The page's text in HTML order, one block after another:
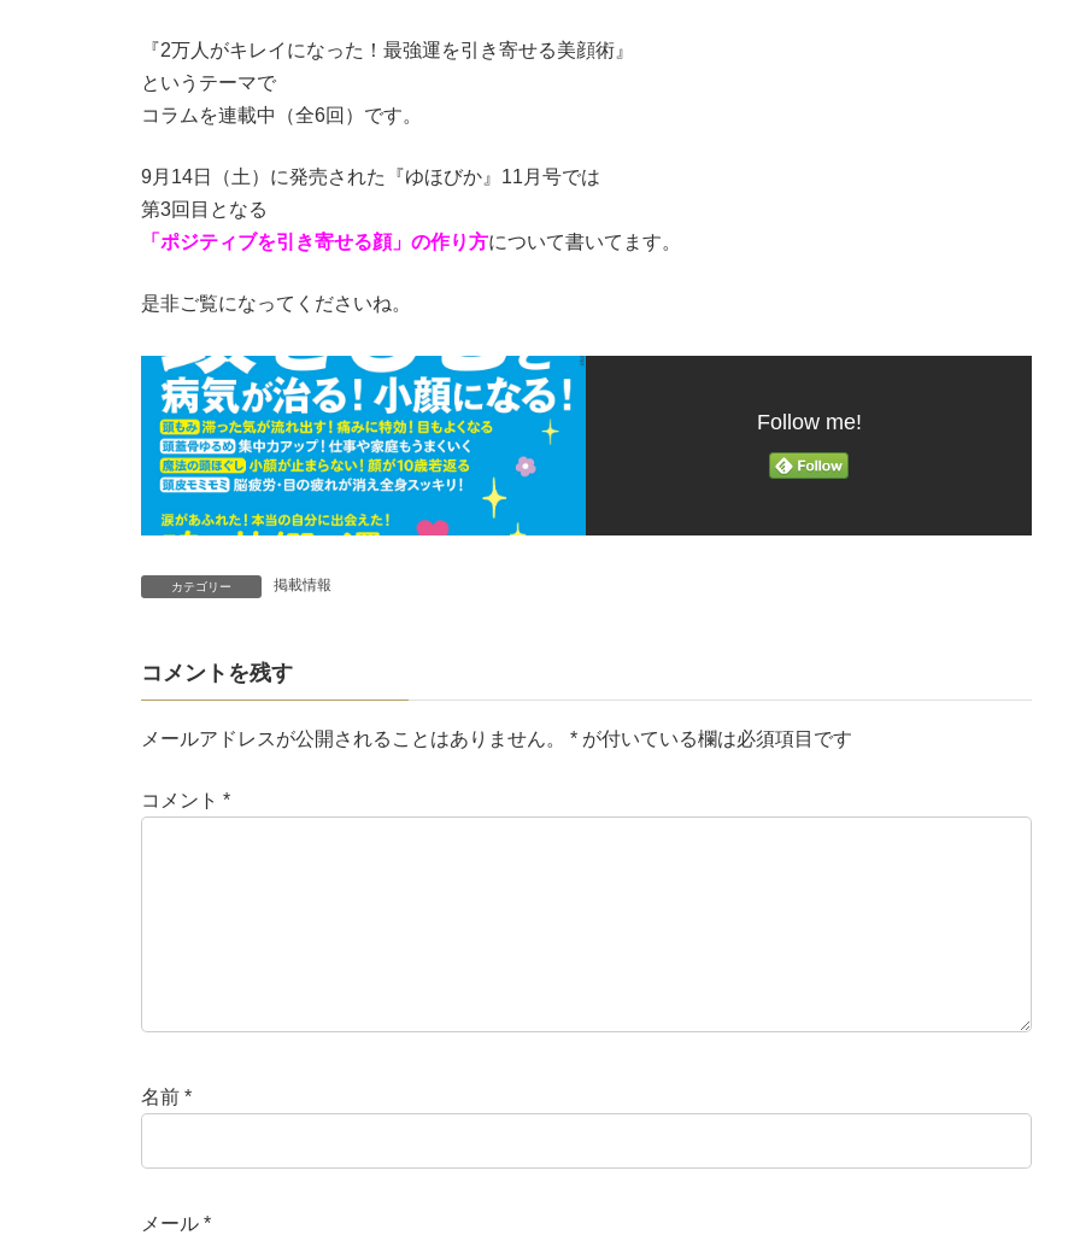
『2万人がキレイになった！最強運を引き寄せる美顔術』
というテーマで
コラムを連載中（全6回）です。
9月14日（土）に発売された『ゆほびか』11月号では
第3回目となる
「ポジティブを引き寄せる顔」の作り方について書いてます。
是非ご覧になってくださいね。
Follow me!
カテゴリー 掲載情報
コメントを残す
メールアドレスが公開されることはありません。 * が付いている欄は必須項目です
コメント *
名前 *
メール *